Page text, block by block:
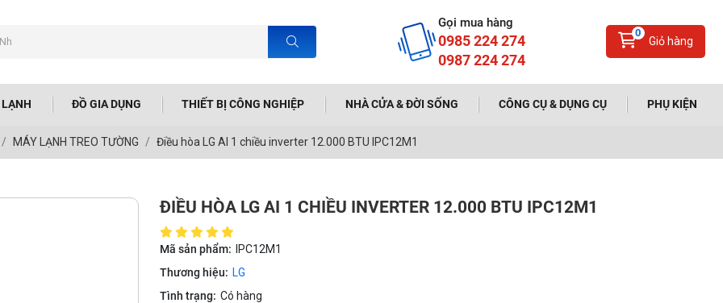
Gọi mua hàng
0985 224 274
0987 224 274
0
Giỏ hàng
ĐỒ GIA DỤNG THIẾT BỊ CÔNG NGHIỆP NHÀ CỬA & ĐỜI SỐNG CÔNG CỤ & DỤNG CỤ PHỤ KIỆN
MÁY LẠNH TREO TƯỜNG Điều hòa LG AI 1 chiều inverter 12.000 BTU IPC12M1
ĐIỀU HÒA LG AI 1 CHIỀU INVERTER 12.000 BTU IPC12M1
Mã sản phẩm:
IPC12M1
Thương hiệu: LG
Tình trạng: Có hàng